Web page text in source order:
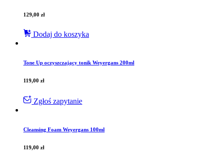
129,00 zł
Dodaj do koszyka
Tone Up oczyszczający tonik Weyergans 200ml
119,00 zł
Zgłoś zapytanie
Cleansing Foam Weyergans 100ml
119,00 zł